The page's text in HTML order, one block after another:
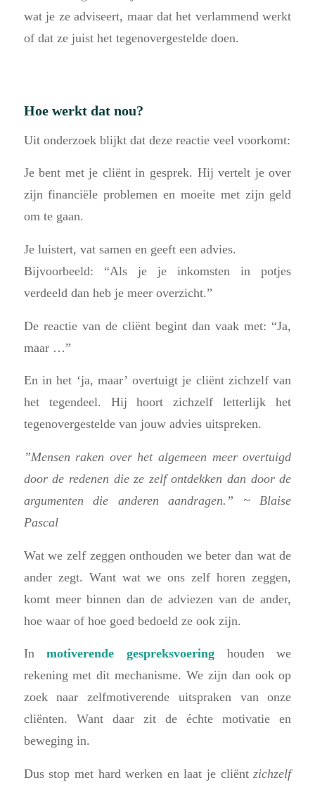
wat je ze adviseert, maar dat het verlammend werkt
of dat ze juist het tegenovergestelde doen.
Hoe werkt dat nou?
Uit onderzoek blijkt dat deze reactie veel voorkomt:
Je bent met je cliënt in gesprek. Hij vertelt je over
zijn financiële problemen en moeite met zijn geld
om te gaan.
Je luistert, vat samen en geeft een advies.
Bijvoorbeeld: “Als je je inkomsten in potjes
verdeeld dan heb je meer overzicht.”
De reactie van de cliënt begint dan vaak met: “Ja,
maar …”
En in het ‘ja, maar’ overtuigt je cliënt zichzelf van
het tegendeel. Hij hoort zichzelf letterlijk het
tegenovergestelde van jouw advies uitspreken.
”Mensen raken over het algemeen meer overtuigd
door de redenen die ze zelf ontdekken dan door de
argumenten die anderen aandragen.” ~ Blaise
Pascal
Wat we zelf zeggen onthouden we beter dan wat de
ander zegt. Want wat we ons zelf horen zeggen,
komt meer binnen dan de adviezen van de ander,
hoe waar of hoe goed bedoeld ze ook zijn.
Inmotiverende gespreksvoering houden we
rekening met dit mechanisme. We zijn dan ook op
zoek naar zelfmotiverende uitspraken van onze
cliënten. Want daar zit de échte motivatie en
beweging in.
Dus stop met hard werken en laat je cliëntzichzelf